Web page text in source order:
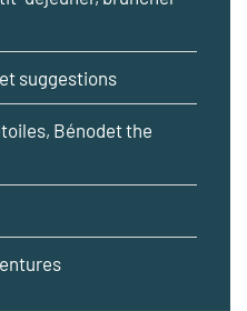
suggestions
Bénodet the